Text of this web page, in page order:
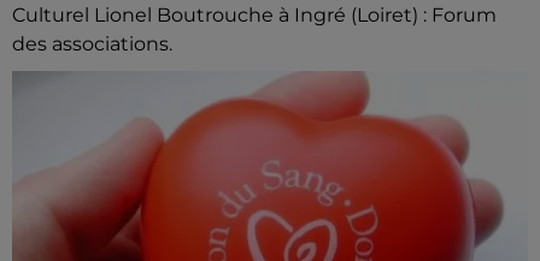
Culturel Lionel Boutrouche à Ingré (Loiret) : Forum
des associations.